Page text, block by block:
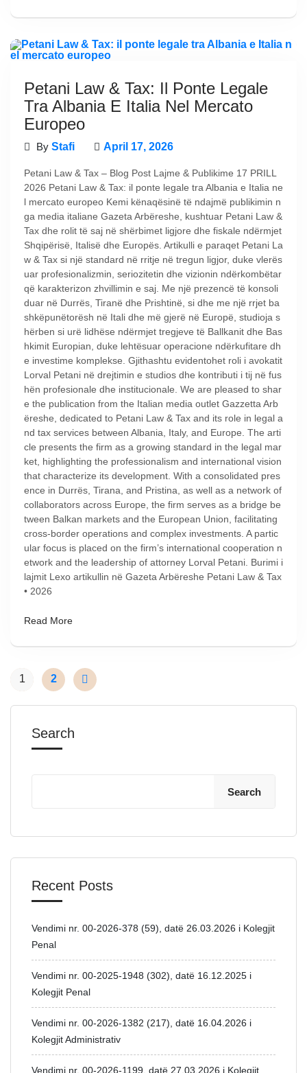
Petani Law & Tax: Il Ponte Legale
Tra Albania E Italia Nel Mercato
Europeo
By Stafi April 17, 2026
Petani Law & Tax – Blog Post Lajme & Publikime 17 PRILL
2026 Petani Law & Tax: il ponte legale tra Albania e Italia ne
l mercato europeo Kemi kënaqësinë të ndajmë publikimin n
ga media italiane Gazeta Arbëreshe, kushtuar Petani Law &
Tax dhe rolit të saj në shërbimet ligjore dhe fiskale ndërmjet
Shqipërisë, Italisë dhe Europës. Artikulli e paraqet Petani La
w & Tax si një standard në rritje në tregun ligjor, duke vlerës
uar profesionalizmin, seriozitetin dhe vizionin ndërkombëtar
që karakterizon zhvillimin e saj. Me një prezencë të konsoli
duar në Durrës, Tiranë dhe Prishtinë, si dhe me një rrjet ba
shkëpunëtorësh në Itali dhe më gjerë në Europë, studioja s
hërben si urë lidhëse ndërmjet tregjeve të Ballkanit dhe Bas
hkimit Europian, duke lehtësuar operacione ndërkufitare dh
e investime komplekse. Gjithashtu evidentohet roli i avokatit
Lorval Petani në drejtimin e studios dhe kontributi i tij në fus
hën profesionale dhe institucionale. We are pleased to shar
e the publication from the Italian media outlet Gazzetta Arb
ëreshe, dedicated to Petani Law & Tax and its role in legal a
nd tax services between Albania, Italy, and Europe. The arti
cle presents the firm as a growing standard in the legal mar
ket, highlighting the professionalism and international vision
that characterize its development. With a consolidated pres
ence in Durrës, Tirana, and Pristina, as well as a network of
collaborators across Europe, the firm serves as a bridge be
tween Balkan markets and the European Union, facilitating
cross-border operations and complex investments. A partic
ular focus is placed on the firm’s international cooperation n
etwork and the leadership of attorney Lorval Petani. Burimi i
lajmit Lexo artikullin në Gazeta Arbëreshe Petani Law & Tax
• 2026
Read More
1 2
Search
Search
Recent Posts
Vendimi nr. 00-2026-378 (59), datë 26.03.2026 i Kolegjit
Penal
Vendimi nr. 00-2025-1948 (302), datë 16.12.2025 i
Kolegjit Penal
Vendimi nr. 00-2026-1382 (217), datë 16.04.2026 i
Kolegjit Administrativ
Vendimi nr. 00-2026-1199, datë 27.03.2026 i Kolegjit